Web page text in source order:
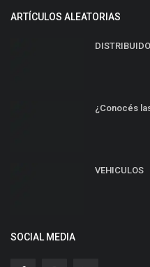
ARTÍCULOS ALEATORIAS
¿Conocés
VEHICULOS
SOCIAL MEDIA